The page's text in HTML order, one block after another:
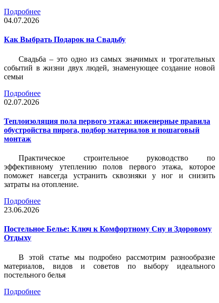
Подробнее
04.07.2026
Как Выбрать Подарок на Свадьбу
Свадьба – это одно из самых значимых и трогательных
событий в жизни двух людей, знаменующее создание новой
семьи
Подробнее
02.07.2026
Теплоизоляция пола первого этажа: инженерные правила
обустройства пирога, подбор материалов и пошаговый
монтаж
Практическое строительное руководство по
эффективному утеплению полов первого этажа, которое
поможет навсегда устранить сквозняки у ног и снизить
затраты на отопление.
Подробнее
23.06.2026
Постельное Белье: Ключ к Комфортному Сну и Здоровому
Отдыху
В этой статье мы подробно рассмотрим разнообразие
материалов, видов и советов по выбору идеального
постельного белья
Подробнее